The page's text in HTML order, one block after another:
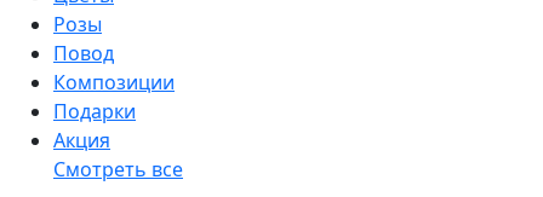
Розы
Повод
Композиции
Подарки
Акция
Смотреть все